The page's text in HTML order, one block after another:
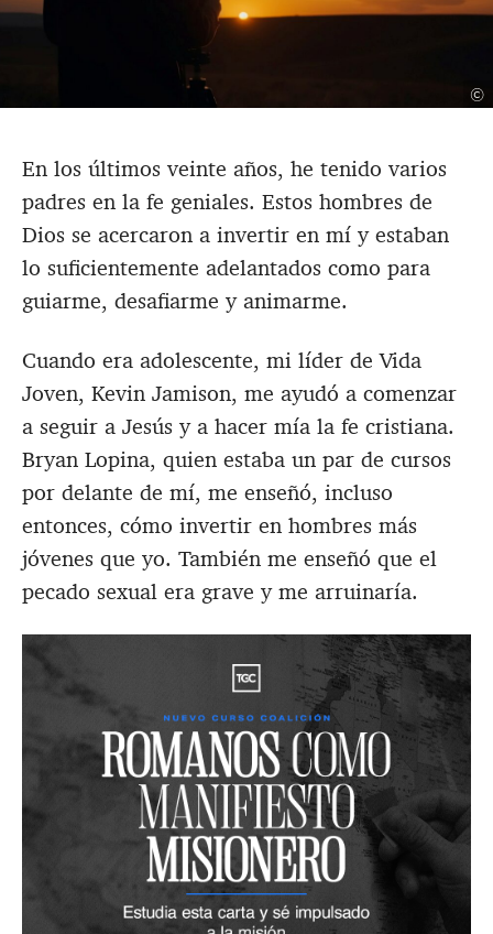
©
En los últimos veinte años, he tenido varios
padres en la fe geniales. Estos hombres de
Dios se acercaron a invertir en mí y estaban
lo suficientemente adelantados como para
guiarme, desafiarme y animarme.
Cuando era adolescente, mi líder de Vida
Joven, Kevin Jamison, me ayudó a comenzar
a seguir a Jesús y a hacer mía la fe cristiana.
Bryan Lopina, quien estaba un par de cursos
por delante de mí, me enseñó, incluso
entonces, cómo invertir en hombres más
jóvenes que yo. También me enseñó que el
pecado sexual era grave y me arruinaría.